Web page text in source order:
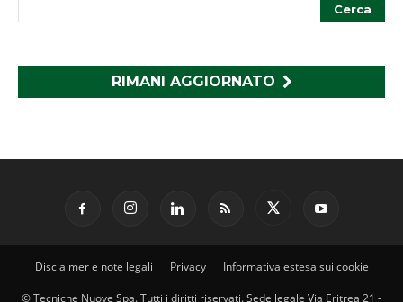
RIMANI AGGIORNATO
Disclaimer e note legali Privacy Informativa estesa sui cookie
© Tecniche Nuove Spa. Tutti i diritti riservati. Sede legale Via Eritrea 21 -